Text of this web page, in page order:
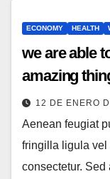
ECONOMY HEALTH
we are able
amazing
12 DE ENERO
Aenean feugiat
fringilla ligula vel
consectetur. Sed